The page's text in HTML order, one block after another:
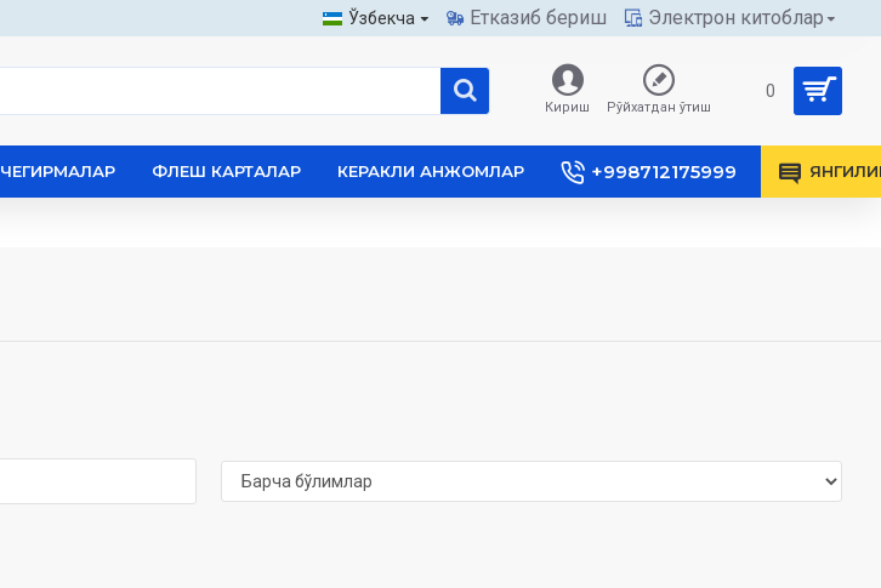
Ўзбекча Етказиб бериш Электрон китоблар
Кириш Рўйхатдан ўтиш
0
ЧЕГИРМАЛАР ФЛЕШ КАРТАЛАР КЕРАКЛИ АНЖОМЛАР +998712175999